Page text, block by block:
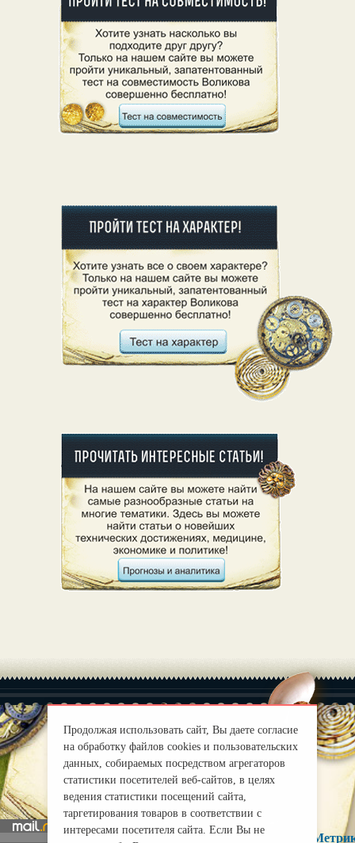
О нас |
Правила
mirprognoz@mail.ru
Продолжая использовать сайт, Вы даете согласие
на обработку файлов cookies и пользовательских
данных, собираемых посредством агрегаторов
статистики посетителей веб-сайтов, в целях
ведения статистики посещений сайта,
таргетирования товаров в соответствии с
интересами посетителя сайта. Если Вы не